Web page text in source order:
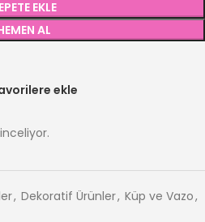
EKLE
AL
ekle
, Dekoratif Ürünler, Küp ve Vazo,